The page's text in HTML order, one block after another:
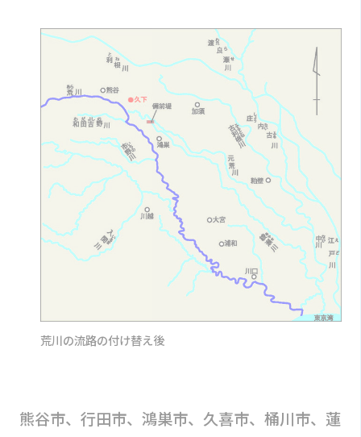
荒川の流路の付け替え後
熊谷市、行田市、鴻巣市、久喜市、桶川市、蓮